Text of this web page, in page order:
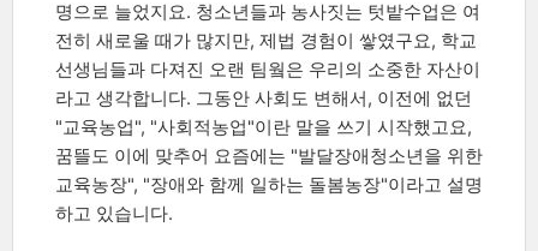
명으로 늘었지요. 청소년들과 농사짓는 텃밭수업은 여
전히 새로울 때가 많지만, 제법 경험이 쌓였구요, 학교
선생님들과 다져진 오랜 팀웤은 우리의 소중한 자산이
라고 생각합니다. 그동안 사회도 변해서, 이전에 없던
"교육농업", "사회적농업"이란 말을 쓰기 시작했고요,
꿈뜰도 이에 맞추어 요즘에는 "발달장애청소년을 위한
교육농장", "장애와 함께 일하는 돌봄농장"이라고 설명
하고 있습니다.